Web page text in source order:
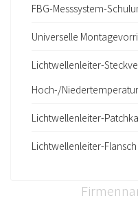
FBG-Messsystem-
Universelle
Lichtwellenleiter-
Hoch-/Niedertemperatur
Lichtwellenleiter-
Lichtwellenleiter-Flansch